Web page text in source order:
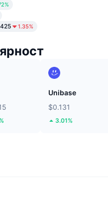
1.35%
Unibase
$0.131
3.01%